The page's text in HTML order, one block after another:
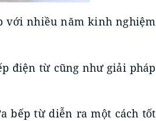
với nhiều năm kinh nghiệm
điện từ cũng như giải pháp
bếp từ diễn ra một cách tốt